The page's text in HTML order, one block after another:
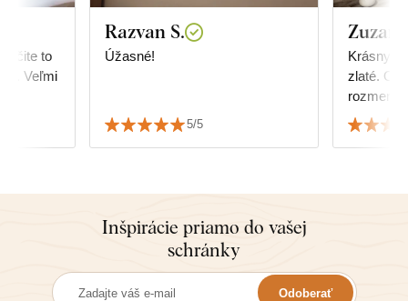
to
Veľmi
Razvan S.
Úžasné!
5/5
Krásny
zlaté.
Inšpirácie priamo do vašej
schránky
Odoberať